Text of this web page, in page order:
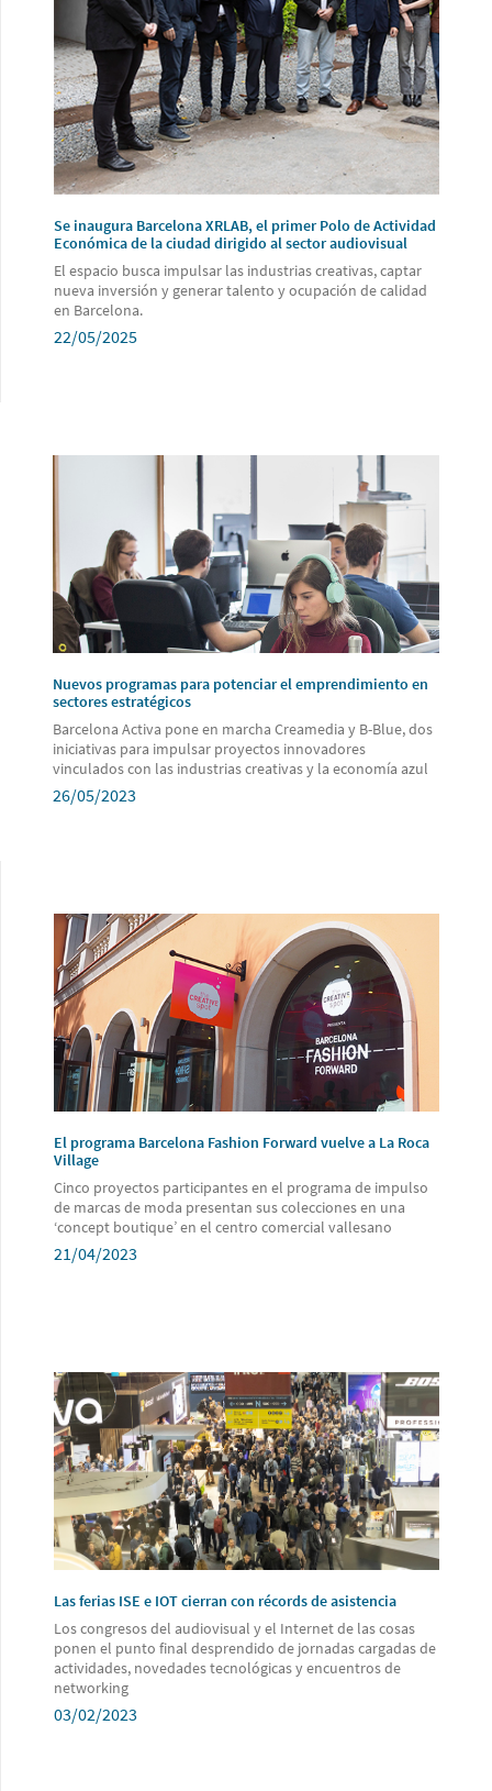
Se inaugura Barcelona XRLAB, el primer Polo de Actividad
Económica de la ciudad dirigido al sector audiovisual
El espacio busca impulsar las industrias creativas, captar
nueva inversión y generar talento y ocupación de calidad
en Barcelona.
22/05/2025
Nuevos programas para potenciar el emprendimiento en
sectores estratégicos
Barcelona Activa pone en marcha Creamedia y B-Blue, dos
iniciativas para impulsar proyectos innovadores
vinculados con las industrias creativas y la economía azul
26/05/2023
El programa Barcelona Fashion Forward vuelve a La Roca
Village
Cinco proyectos participantes en el programa de impulso
de marcas de moda presentan sus colecciones en una
‘concept boutique’ en el centro comercial vallesano
21/04/2023
Las ferias ISE e IOT cierran con récords de asistencia
Los congresos del audiovisual y el Internet de las cosas
ponen el punto final desprendido de jornadas cargadas de
actividades, novedades tecnológicas y encuentros de
networking
03/02/2023